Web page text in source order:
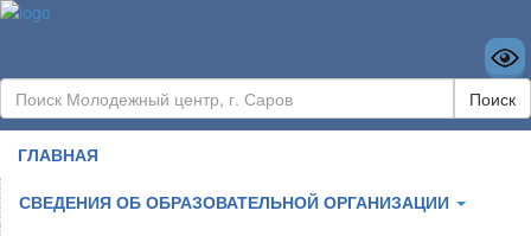
Поиск
ГЛАВНАЯ
СВЕДЕНИЯ ОБ ОБРАЗОВАТЕЛЬНОЙ ОРГАНИЗАЦИИ